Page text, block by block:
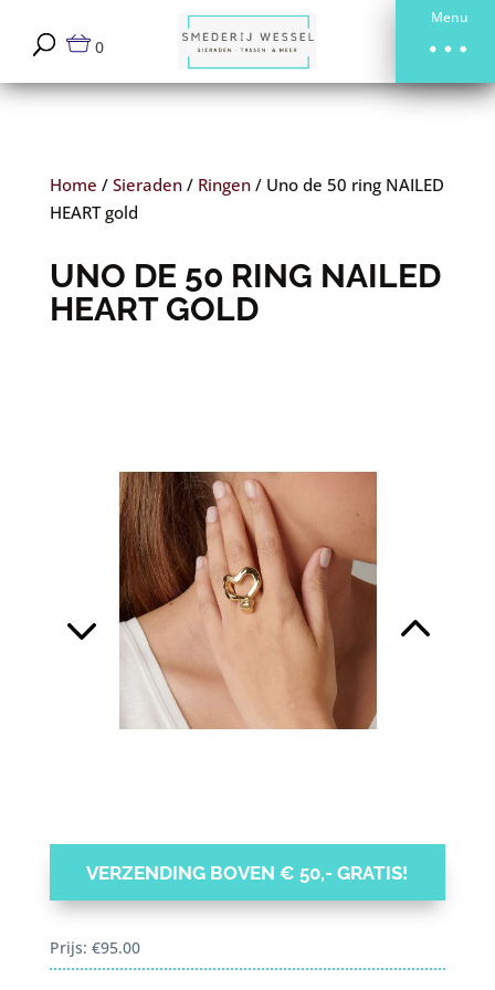
Menu
0
Home / Sieraden/ Ringen/ Uno de 50 ring NAILED
HEART gold
UNO DE 50 RING NAILED
HEART GOLD
VERZENDING BOVEN € 50,- GRATIS!
Prijs: €95.00